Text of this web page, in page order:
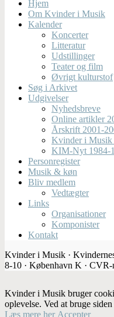
Hjem
Om Kvinder i Musik
Kalender
Koncerter
Litteratur
Udstillinger
Teater og film
Øvrigt kulturstof
Søg i Arkivet
Udgivelser
Nyhedsbreve
Online artikler
Årskrift 2001-
Kvinder i Musik
KIM-Nyt 1984-
Personregister
Musik & køn
Bliv medlem
Vedtægter
Links
Organisationer
Komponister
Kontakt
Kvinder i Musik ·
8-10 · København K · CVR-
Kvinder i Musik bruger
oplevelse. Ved at bruge
Læs mere her Accepter